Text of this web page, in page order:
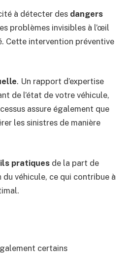
à détecter des dangers
problèmes invisibles à l’œil
Cette intervention préventive
. Un rapport d’expertise
de l’état de votre véhicule,
assure également que
les sinistres de manière
pratiques de la part de
véhicule, ce qui contribue à
certains